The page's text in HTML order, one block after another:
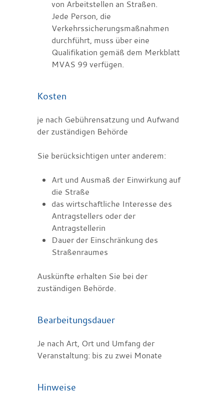
von Arbeitstellen an Straßen.
Jede Person, die
Verkehrssicherungsmaßnahmen
durchführt, muss über eine
Qualifikation gemäß dem Merkblatt
MVAS 99 verfügen.
Kosten
je nach Gebührensatzung und Aufwand
der zuständigen Behörde
Sie berücksichtigen unter anderem:
Art und Ausmaß der Einwirkung auf
die Straße
das wirtschaftliche Interesse des
Antragstellers oder der
Antragstellerin
Dauer der Einschränkung des
Straßenraumes
Auskünfte erhalten Sie bei der
zuständigen Behörde.
Bearbeitungsdauer
Je nach Art, Ort und Umfang der
Veranstaltung: bis zu zwei Monate
Hinweise